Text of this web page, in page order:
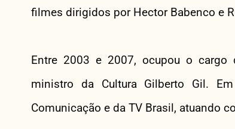
filmes dirigidos por Hector Babenco e
Entre 2003 e 2007, ocupou o cargo
ministro da Cultura Gilberto Gil.
Comunicação e da TV Brasil, atuando